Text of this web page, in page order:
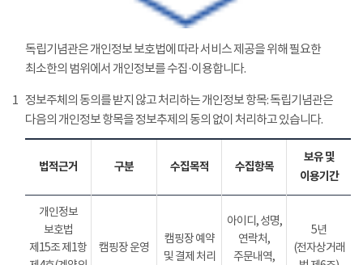
독립기념관은 개인정보 보호법에 따라 서비스 제공을 위해 필요한
최소한의 범위에서 개인정보를 수집·이용합니다.
1 정보주체의 동의를 받지 않고 처리하는 개인정보 항목: 독립기념관은
다음의 개인정보 항목을 정보추제의 동의 없이 처리하고 있습니다.
법적근거 구분 수집목적 수집항목
보유 및
이용기간
개인정보
보호법
제15조 제1항
캠핑장 운영
캠핑장 예약
및 결제 처리
아이디, 성명,
연락처,
주문내역,
5년
(전자상거래